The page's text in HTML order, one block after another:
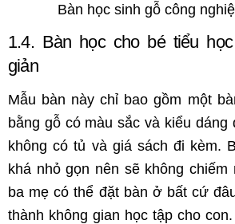
Bàn học sinh gỗ công
1.4. Bàn học cho bé tiểu
giản
Mẫu bàn này chỉ bao gồm một
bằng gỗ có màu sắc và kiểu dáng
không có tủ và giá sách đi kèm.
khá nhỏ gọn nên sẽ không
ba mẹ có thể đặt bàn ở bất cứ
thành không gian học tập cho